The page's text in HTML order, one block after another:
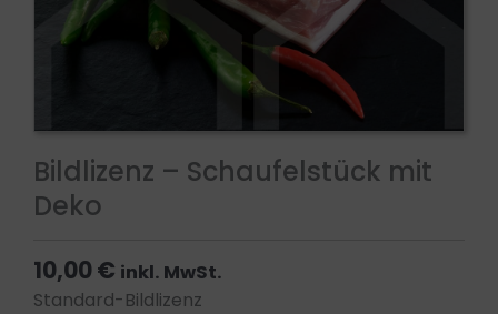
Bildlizenz – Schaufelstück mit
Deko
10,00€ inkl. MwSt.
Standard-Bildlizenz